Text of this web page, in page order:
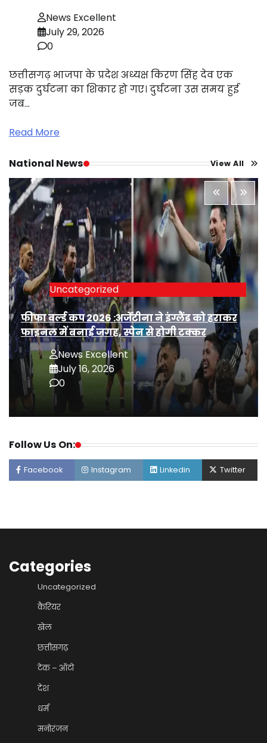
News Excellent
July 29, 2026
0
छत्तीसगढ़ भाजपा के प्रदेश अध्यक्ष किरण सिंह देव एक
सड़क दुर्घटना का शिकार हो गए। दुर्घटना उस समय हुई
जब…
Read More
National News View All
Uncategorized
फीफा वर्ल्ड कप 2026 :अर्जेंटीना ने इंग्लैंड को हराकर
फाइनल में बनाई जगह, स्पेन से होगी टक्कर
News Excellent
July 16, 2026
0
Follow Us On:
Facebook Instagram Linkedin Twitter
Categories
Uncategorized
कैरियर
खेल
छत्तीसगढ़
टेक – ऑटो
देश
धर्म
मनोरंजन